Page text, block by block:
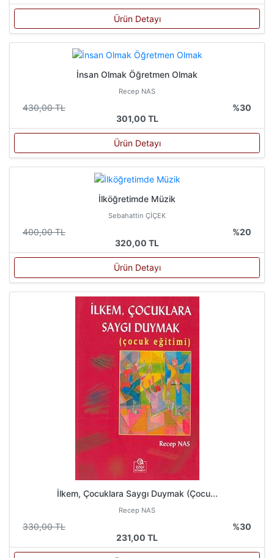
Ürün Detayı
İnsan Olmak Öğretmen Olmak
Recep NAS
430,00 TL
%30
301,00 TL
Ürün Detayı
İlköğretimde Müzik
Sebahattin ÇİÇEK
400,00 TL
%20
320,00 TL
Ürün Detayı
İlkem, Çocuklara Saygı Duymak (Çocu...
Recep NAS
330,00 TL
%30
231,00 TL